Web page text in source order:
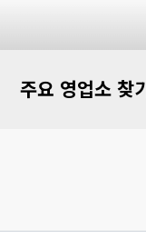
주요 영업소 찾기